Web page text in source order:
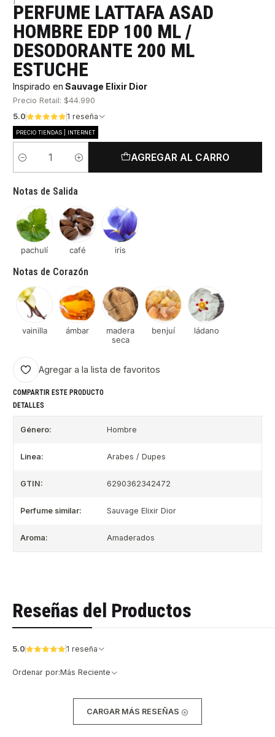
PERFUME LATTAFA ASAD
HOMBRE EDP 100 ML /
DESODORANTE 200 ML
ESTUCHE
Inspirado en Sauvage Elixir Dior
Precio Retail: $44.990
5.0
1 reseña
PRECIO TIENDAS | INTERNET
Cantidad
AGREGAR AL CARRO
Notas de Salida
pachulí café iris
Notas de Corazón
vainilla ámbar
madera
seca
benjuí ládano
Agregar a la lista de favoritos
COMPARTIR ESTE PRODUCTO
DETALLES
Género: Hombre
Linea: Arabes / Dupes
GTIN: 6290362342472
Perfume similar: Sauvage Elixir Dior
Aroma: Amaderados
Reseñas del Productos
5.0 1 reseña
Ordenar por:Más Reciente
CARGAR MÁS RESEÑAS